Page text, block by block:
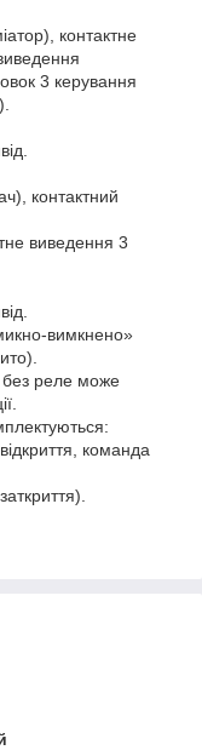
контактне
3 керування
контактний
виведення 3
вимкнено»
без реле може
команда